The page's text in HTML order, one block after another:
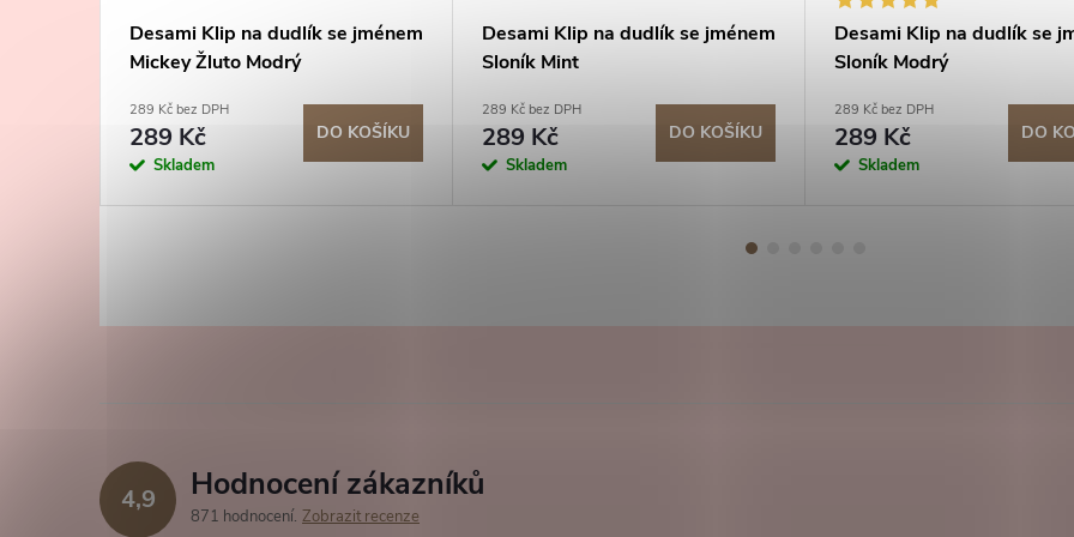
Desami Klip na dudlík se jménem
Mickey Žluto Modrý
289 Kč bez DPH
289 Kč
Skladem
DO KOŠÍKU
Desami Klip na dudlík se jménem
Sloník Mint
289 Kč bez DPH
289 Kč
Skladem
DO KOŠÍKU
Desami Klip na dudlík se
Sloník Modrý
289 Kč bez DPH
289 Kč
Skladem
DO
4,9 Hodnocení zákazníků
871 hodnocení Zobrazit recenze